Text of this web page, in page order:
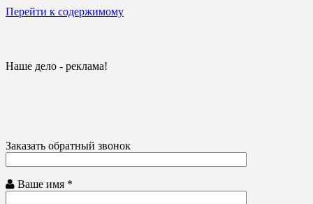
Перейти к содержимому
Наше дело - реклама!
Заказать обратный звонок
Ваше имя *